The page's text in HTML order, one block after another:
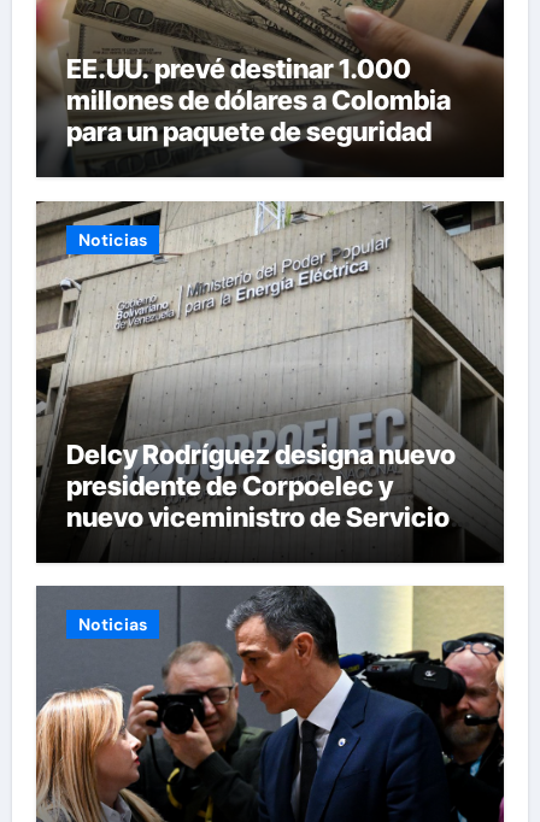
EE.UU. prevé destinar 1.000
millones de dólares a Colombia
para un paquete de seguridad
Noticias
Delcy Rodríguez designa nuevo
presidente de Corpoelec y
nuevo viceministro de Servicios
Eléctricos
Noticias